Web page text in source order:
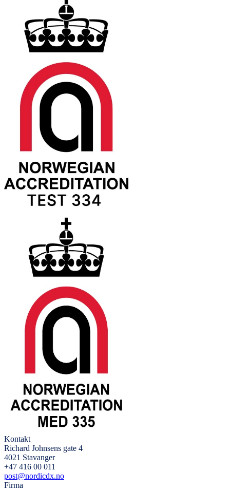
Kontakt
Richard Johnsens gate 4
4021 Stavanger
+47 416 00 011
post@nordicdx.no
Firma